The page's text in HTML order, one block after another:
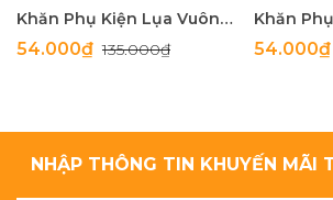
Khăn Phụ Kiện Lụa Vuông 70cm - Thế Giới Khăn Đẹp C1062_4
54.000₫135.000₫
NHẬP THÔNG TIN KHUYẾN MÃI